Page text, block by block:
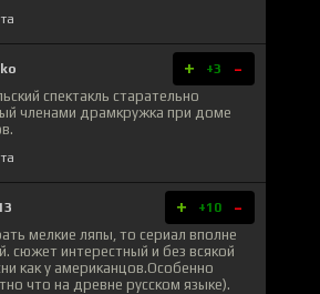
+ +3 -
спектакль старательно
членами драмкружка при доме
+ +10 -
мелкие ляпы, то сериал вполне
сюжет интерестный и без всякой
как у американцов.Особенно
что на древне русском языке).